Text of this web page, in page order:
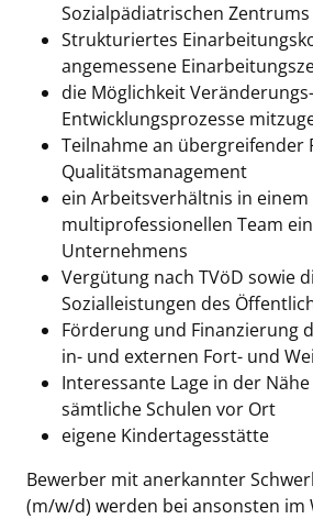
Sozialpädiatrischen Zentrums
Strukturiertes
angemessene
die Möglichkeit
Entwicklungsprozesse
Teilnahme an übergreifender
Qualitätsmanagement
ein Arbeitsverhältnis in
multiprofessionellen Team
Unternehmens
Vergütung nach TVöD sowie
Sozialleistungen des
Förderung und Finanzierung
in- und externen Fort- und
Interessante Lage in der
sämtliche Schulen vor Ort
eigene Kindertagesstätte
Bewerber mit anerkannter
(m/w/d) werden bei ansonsten im